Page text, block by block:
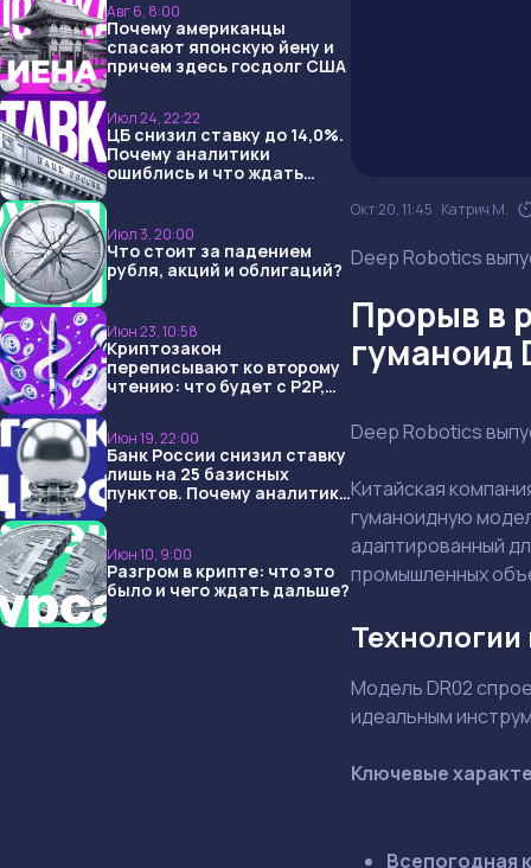
Авг 6, 8:00
Почему американцы
спасают японскую йену и
причем здесь госдолг США
Июл 24, 22:22
ЦБ снизил ставку до 14,0%.
Почему аналитики
ошиблись и что ждать
Июл 3, 20:00
Что стоит за падением
рубля, акций и облигаций?
Июн 23, 10:58
Криптозакон
переписывают ко второму
чтению: что будет с P2P,
Июн 19, 22:00
Банк России снизил ставку
лишь на 25 базисных
пунктов. Почему аналитики
Июн 10, 9:00
Разгром в крипте: что это
было и чего ждать дальше?
Окт 20, 11:45 Катрич М.
Deep Robotics
Прорыв в
гуманоид
Deep Robotics
Китайская
гуманоидную
адаптированный
промышленных
Модель DR02
идеальным
Ключевые
Всепогодная